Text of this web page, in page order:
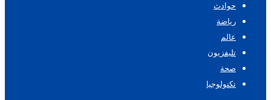
حوادث
رياضة
عالم
تليفزيون
صحة
تكنولوجيا